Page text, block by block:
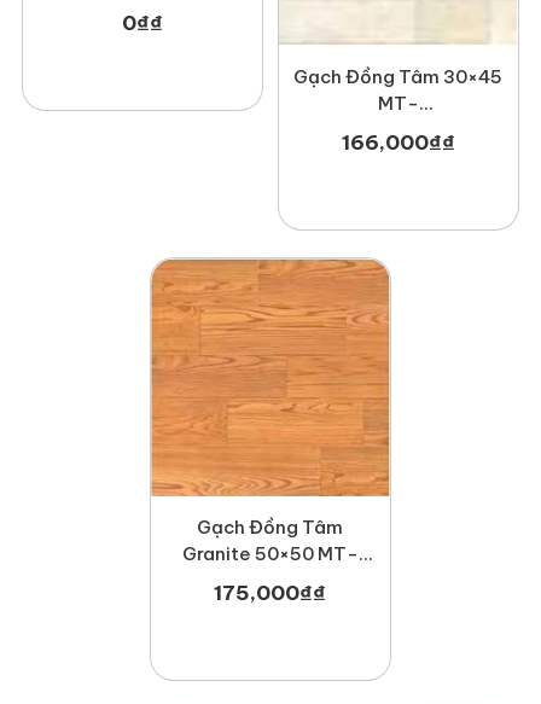
0₫₫
Gạch Đồng Tâm 30×45
MT-
GDT3045Hoada001
166,000₫₫
Gạch Đồng Tâm
Granite 50×50 MT-
GDT5050Gosan004
175,000₫₫